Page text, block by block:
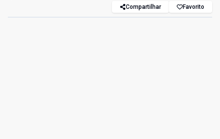
Compartilhar Favorito